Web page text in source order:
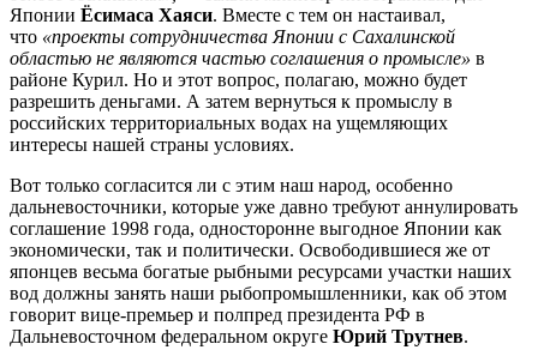
Японии Ёсимаса Хаяси. Вместе с тем он настаивал,
что «проекты сотрудничества Японии с Сахалинской
областью не являются частью соглашения о промысле» в
районе Курил. Но и этот вопрос, полагаю, можно будет
разрешить деньгами. А затем вернуться к промыслу в
российских территориальных водах на ущемляющих
интересы нашей страны условиях.
Вот только согласится ли с этим наш народ, особенно
дальневосточники, которые уже давно требуют аннулировать
соглашение 1998 года, односторонне выгодное Японии как
экономически, так и политически. Освободившиеся же от
японцев весьма богатые рыбными ресурсами участки наших
вод должны занять наши рыбопромышленники, как об этом
говорит вице-премьер и полпред президента РФ в
Дальневосточном федеральном округе Юрий Трутнев.